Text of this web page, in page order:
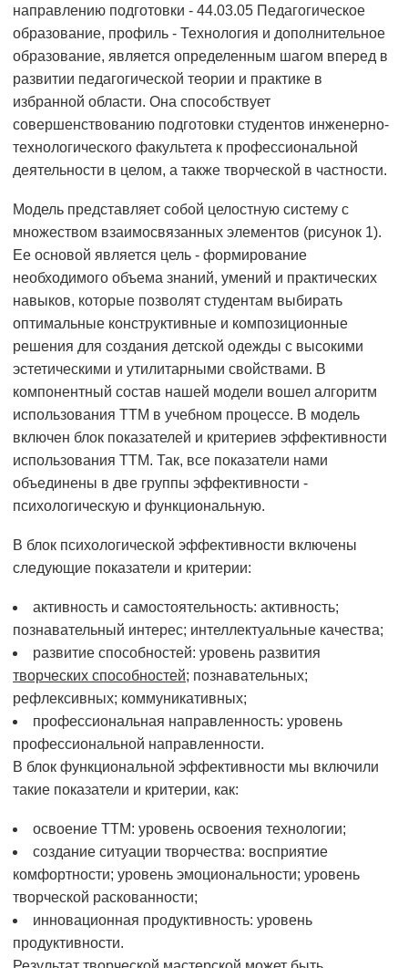
направлению подготовки - 44.03.05 Педагогическое
образование, профиль - Технология и дополнительное
образование, является определенным шагом вперед в
развитии педагогической теории и практике в
избранной области. Она способствует
совершенствованию подготовки студентов инженерно-
технологического факультета к профессиональной
деятельности в целом, а также творческой в частности.
Модель представляет собой целостную систему с
множеством взаимосвязанных элементов (рисунок 1).
Ее основой является цель - формирование
необходимого объема знаний, умений и практических
навыков, которые позволят студентам выбирать
оптимальные конструктивные и композиционные
решения для создания детской одежды с высокими
эстетическими и утилитарными свойствами. В
компонентный состав нашей модели вошел алгоритм
использования ТТМ в учебном процессе. В модель
включен блок показателей и критериев эффективности
использования ТТМ. Так, все показатели нами
объединены в две группы эффективности -
психологическую и функциональную.
В блок психологической эффективности включены
следующие показатели и критерии:
активность и самостоятельность: активность;
познавательный интерес; интеллектуальные качества;
развитие способностей: уровень развития
творческих способностей; познавательных;
рефлексивных; коммуникативных;
профессиональная направленность: уровень
профессиональной направленности.
В блок функциональной эффективности мы включили
такие показатели и критерии, как:
освоение ТТМ: уровень освоения технологии;
создание ситуации творчества: восприятие
комфортности; уровень эмоциональности; уровень
творческой раскованности;
инновационная продуктивность: уровень
продуктивности.